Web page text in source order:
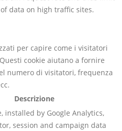
data on high traffic sites.
per capire come i visitatori
cookie aiutano a fornire
numero di visitatori, frequenza
Descrizione
installed by Google Analytics,
session and campaign data